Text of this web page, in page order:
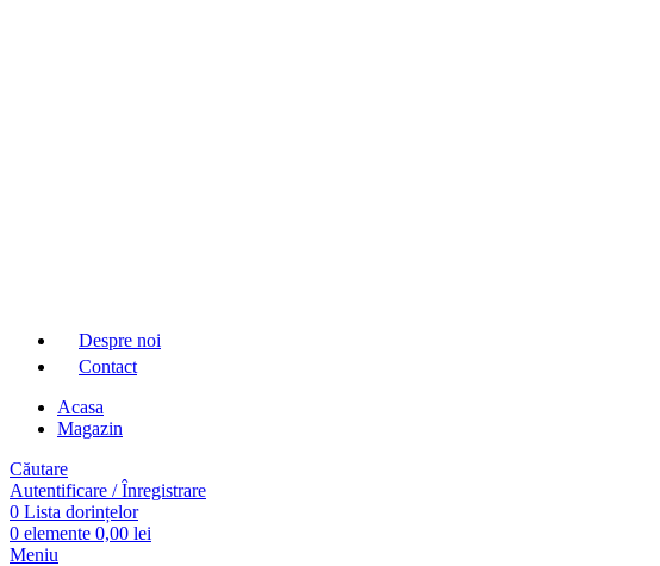
Despre noi
Contact
Acasa
Magazin
Căutare
Autentificare / Înregistrare
0 Lista dorințelor
0 elemente 0,00 lei
Meniu